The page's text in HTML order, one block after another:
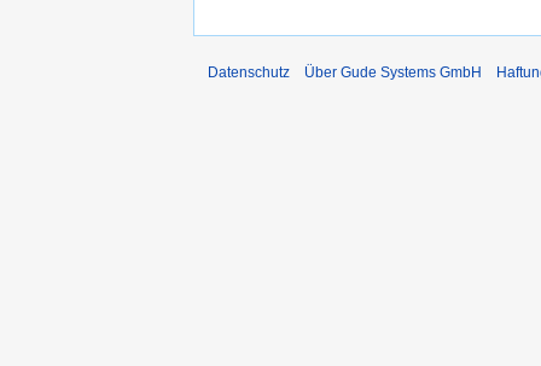
Datenschutz Über Gude Systems GmbH